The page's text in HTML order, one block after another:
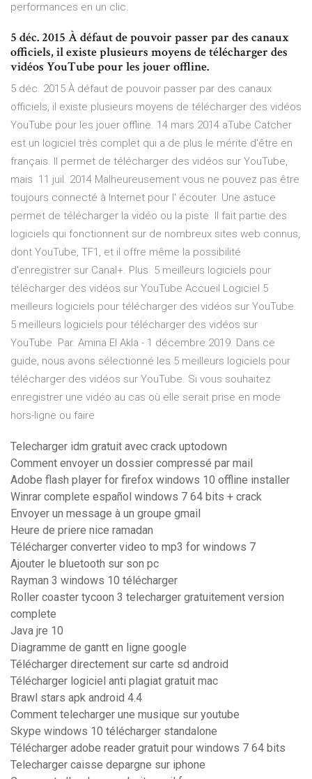
performances en un clic.
5 déc. 2015 À défaut de pouvoir passer par des canaux
officiels, il existe plusieurs moyens de télécharger des
vidéos YouTube pour les jouer offline.
5 déc. 2015 À défaut de pouvoir passer par des canaux
officiels, il existe plusieurs moyens de télécharger des vidéos
YouTube pour les jouer offline. 14 mars 2014 aTube Catcher
est un logiciel très complet qui a de plus le mérite d'être en
français. Il permet de télécharger des vidéos sur YouTube,
mais 11 juil. 2014 Malheureusement vous ne pouvez pas être
toujours connecté à Internet pour l' écouter. Une astuce
permet de télécharger la vidéo ou la piste Il fait partie des
logiciels qui fonctionnent sur de nombreux sites web connus,
dont YouTube, TF1, et il offre même la possibilité
d'enregistrer sur Canal+. Plus 5 meilleurs logiciels pour
télécharger des vidéos sur YouTube Accueil Logiciel 5
meilleurs logiciels pour télécharger des vidéos sur YouTube.
5 meilleurs logiciels pour télécharger des vidéos sur
YouTube. Par. Amina El Akla - 1 décembre 2019. Dans ce
guide, nous avons sélectionné les 5 meilleurs logiciels pour
télécharger des vidéos sur YouTube. Si vous souhaitez
enregistrer une vidéo au cas où elle serait prise en mode
hors-ligne ou faire
Telecharger idm gratuit avec crack uptodown
Comment envoyer un dossier compressé par mail
Adobe flash player for firefox windows 10 offline installer
Winrar complete español windows 7 64 bits + crack
Envoyer un message à un groupe gmail
Heure de priere nice ramadan
Télécharger converter video to mp3 for windows 7
Ajouter le bluetooth sur son pc
Rayman 3 windows 10 télécharger
Roller coaster tycoon 3 telecharger gratuitement version
complete
Java jre 10
Diagramme de gantt en ligne google
Télécharger directement sur carte sd android
Télécharger logiciel anti plagiat gratuit mac
Brawl stars apk android 4.4
Comment telecharger une musique sur youtube
Skype windows 10 télécharger standalone
Télécharger adobe reader gratuit pour windows 7 64 bits
Telecharger caisse depargne sur iphone